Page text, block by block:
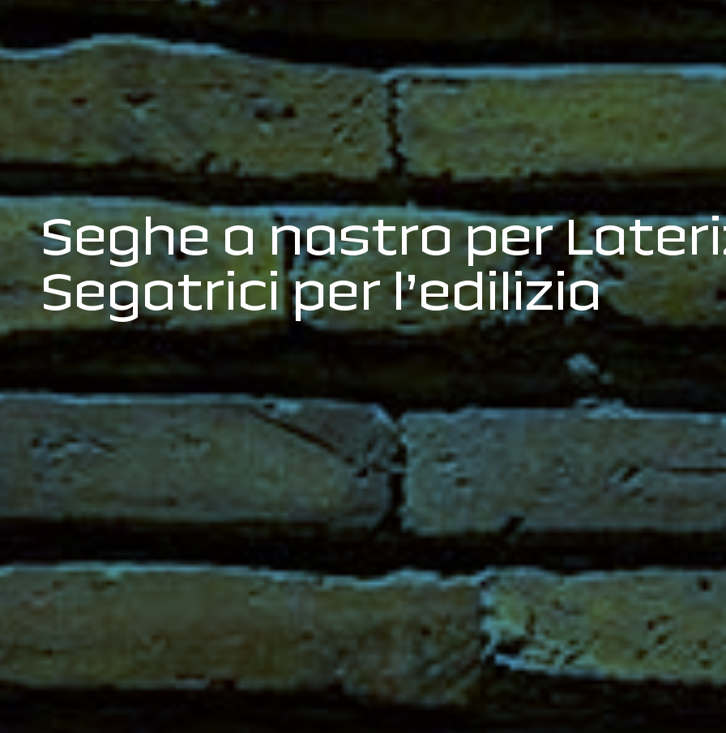
Seghe a nastro per
Segatrici per l’edilizia